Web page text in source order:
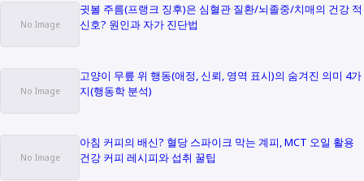
귓볼 주름(프랭크 징후)은 심혈관 질환/뇌졸중/치매의 건강 적
신호? 원인과 자가 진단법
고양이 무릎 위 행동(애정, 신뢰, 영역 표시)의 숨겨진 의미 4가
지(행동학 분석)
아침 커피의 배신? 혈당 스파이크 막는 계피, MCT 오일 활용
건강 커피 레시피와 섭취 꿀팁